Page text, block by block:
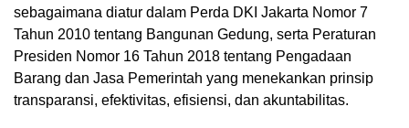
sebagaimana diatur dalam Perda DKI Jakarta Nomor 7
Tahun 2010 tentang Bangunan Gedung, serta Peraturan
Presiden Nomor 16 Tahun 2018 tentang Pengadaan
Barang dan Jasa Pemerintah yang menekankan prinsip
transparansi, efektivitas, efisiensi, dan akuntabilitas.